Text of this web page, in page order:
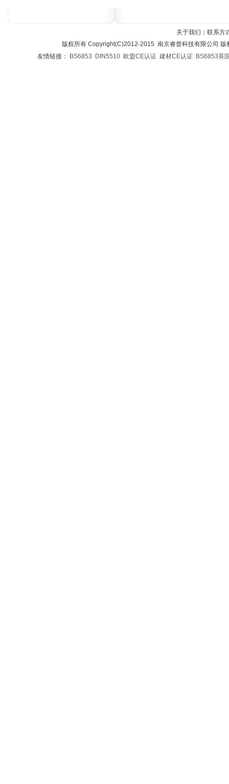
关于我们 | 联系方
版权所有 Copyright(C)2012-2015 南京睿督科技有限公司
友情链接：
BS6853 DIN5510 欧盟CE认证 建材CE认证 BS6853英